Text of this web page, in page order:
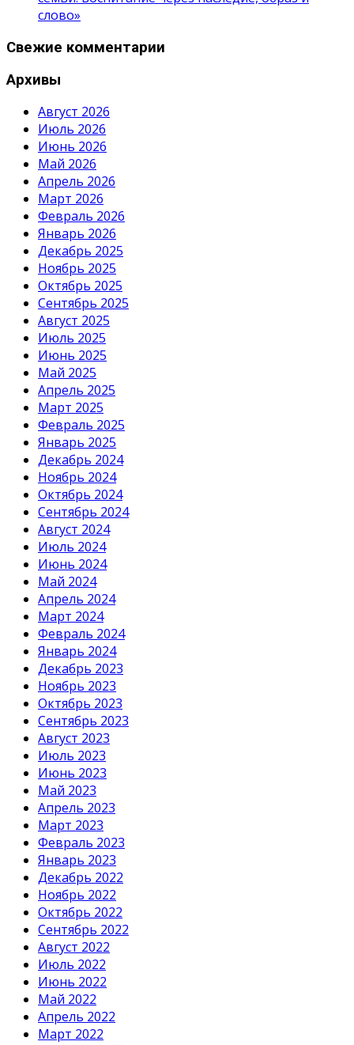
слово»
Свежие комментарии
Архивы
Август 2026
Июль 2026
Июнь 2026
Май 2026
Апрель 2026
Март 2026
Февраль 2026
Январь 2026
Декабрь 2025
Ноябрь 2025
Октябрь 2025
Сентябрь 2025
Август 2025
Июль 2025
Июнь 2025
Май 2025
Апрель 2025
Март 2025
Февраль 2025
Январь 2025
Декабрь 2024
Ноябрь 2024
Октябрь 2024
Сентябрь 2024
Август 2024
Июль 2024
Июнь 2024
Май 2024
Апрель 2024
Март 2024
Февраль 2024
Январь 2024
Декабрь 2023
Ноябрь 2023
Октябрь 2023
Сентябрь 2023
Август 2023
Июль 2023
Июнь 2023
Май 2023
Апрель 2023
Март 2023
Февраль 2023
Январь 2023
Декабрь 2022
Ноябрь 2022
Октябрь 2022
Сентябрь 2022
Август 2022
Июль 2022
Июнь 2022
Май 2022
Апрель 2022
Март 2022